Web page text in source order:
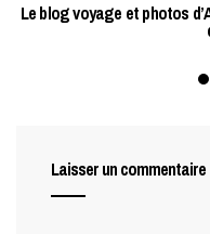
Le blog voyage et photos
Laisser un commentaire